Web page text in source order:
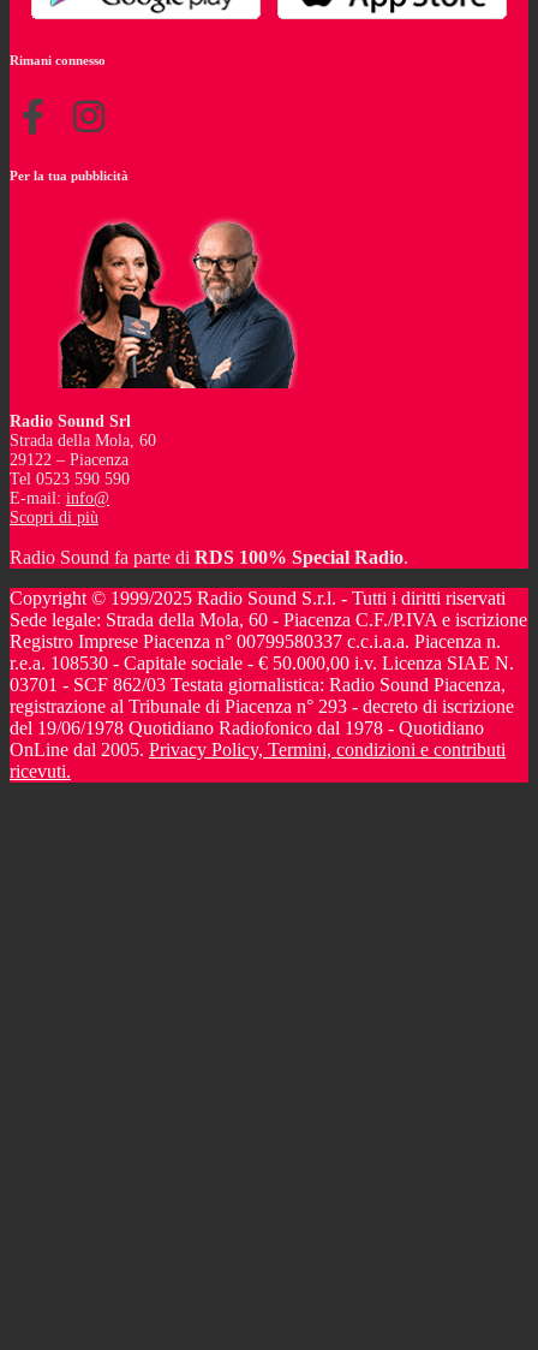
Rimani connesso
Per la tua pubblicità
Radio Sound Srl
Strada della Mola, 60
29122 – Piacenza
Tel 0523 590 590
E-mail: info@
Scopri di più
Radio Sound fa parte di RDS 100% Special Radio.
Copyright © 1999/2025 Radio Sound S.r.l. - Tutti i diritti riservati
Sede legale: Strada della Mola, 60 - Piacenza C.F./P.IVA e iscrizione
Registro Imprese Piacenza n° 00799580337 c.c.i.a.a. Piacenza n.
r.e.a. 108530 - Capitale sociale - € 50.000,00 i.v. Licenza SIAE N.
03701 - SCF 862/03 Testata giornalistica: Radio Sound Piacenza,
registrazione al Tribunale di Piacenza n° 293 - decreto di iscrizione
del 19/06/1978 Quotidiano Radiofonico dal 1978 - Quotidiano
OnLine dal 2005. Privacy Policy, Termini, condizioni e contributi
ricevuti.